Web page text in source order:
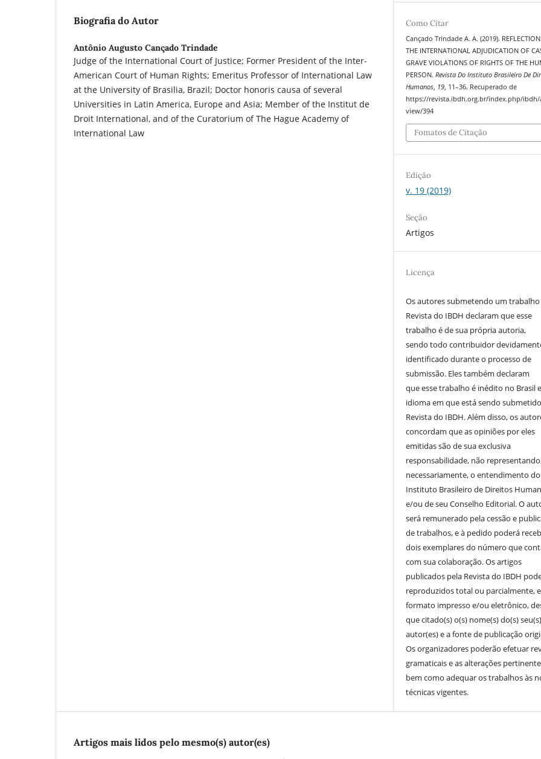
Biografia do Autor
Antônio Augusto Cançado Trindade
Judge of the International Court of Justice; Former President of the Inter-
American Court of Human Rights; Emeritus Professor of International Law
at the University of Brasilia, Brazil; Doctor honoris causa of several
Universities in Latin America, Europe and Asia; Member of the Institut de
Droit International, and of the Curatorium of The Hague Academy of
International Law
Como Citar
Cançado Trindade A. A. (2019).
THE INTERNATIONAL ADJUDICATION OF
GRAVE VIOLATIONS OF RIGHTS OF THE
PERSON.Revista Do Instituto Brasileiro De
Humanos, 19, 11–36. Recuperado de
https://revista.ibdh.org.br/index.php/ibdh/
view/394
Fomatos de Citação
Edição
v. 19 (2019)
Seção
Artigos
Licença
Os autores submetendo um trabalho
Revista do IBDH declaram que esse
trabalho é de sua própria autoria,
sendo todo contribuidor
identificado durante o processo de
submissão. Eles também declaram
que esse trabalho é inédito no Brasil
idioma em que está sendo
Revista do IBDH. Além disso, os
concordam que as opiniões por eles
emitidas são de sua exclusiva
responsabilidade, não
necessariamente, o entendimento do
Instituto Brasileiro de Direitos
e/ou de seu Conselho Editorial. O
será remunerado pela cessão e
de trabalhos, e à pedido poderá
dois exemplares do número que
com sua colaboração. Os artigos
publicados pela Revista do IBDH
reproduzidos total ou parcialmente,
formato impresso e/ou eletrônico,
que citado(s) o(s) nome(s) do(s) seu(s)
autor(es) e a fonte de publicação
Os organizadores poderão efetuar
gramaticais e as alterações
bem como adequar os trabalhos às
técnicas vigentes.
Artigos mais lidos pelo mesmo(s) autor(es)